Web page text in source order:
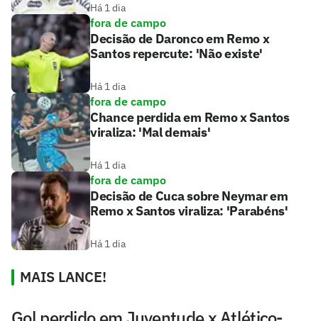
Há 1 dia
fora de campo
Decisão de Daronco em Remo x
Santos repercute: 'Não existe'
Há 1 dia
fora de campo
Chance perdida em Remo x Santos
viraliza: 'Mal demais'
Há 1 dia
fora de campo
Decisão de Cuca sobre Neymar em
Remo x Santos viraliza: 'Parabéns'
Há 1 dia
MAIS LANCE!